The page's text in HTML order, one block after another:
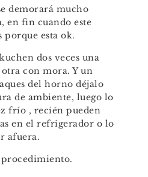
demorará mucho
en fin cuando este
esta ok.
dos veces una
con mora. Y un
del horno déjalo
de ambiente, luego lo
frío , recién pueden
en el refrigerador o lo
afuera.